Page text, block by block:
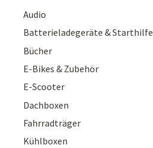
Audio
Batterieladegeräte & Starthilfe
Bücher
E-Bikes & Zubehör
E-Scooter
Dachboxen
Fahrradträger
Kühlboxen